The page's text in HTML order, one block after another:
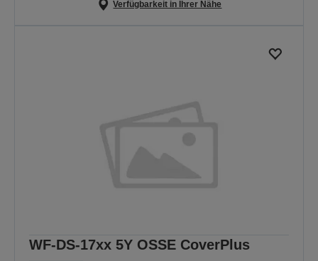
Verfügbarkeit in Ihrer Nähe
WF-DS-17xx 5Y OSSE CoverPlus